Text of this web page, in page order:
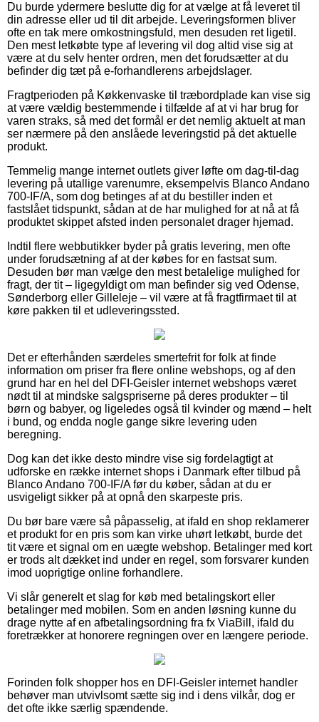
Du burde ydermere beslutte dig for at vælge at få leveret til
din adresse eller ud til dit arbejde. Leveringsformen bliver
ofte en tak mere omkostningsfuld, men desuden ret ligetil.
Den mest letkøbte type af levering vil dog altid vise sig at
være at du selv henter ordren, men det forudsætter at du
befinder dig tæt på e-forhandlerens arbejdslager.
Fragtperioden på Køkkenvaske til træbordplade kan vise sig
at være vældig bestemmende i tilfælde af at vi har brug for
varen straks, så med det formål er det nemlig aktuelt at man
ser nærmere på den anslåede leveringstid på det aktuelle
produkt.
Temmelig mange internet outlets giver løfte om dag-til-dag
levering på utallige varenumre, eksempelvis Blanco Andano
700-IF/A, som dog betinges af at du bestiller inden et
fastslået tidspunkt, sådan at de har mulighed for at nå at få
produktet skippet afsted inden personalet drager hjemad.
Indtil flere webbutikker byder på gratis levering, men ofte
under forudsætning af at der købes for en fastsat sum.
Desuden bør man vælge den mest betalelige mulighed for
fragt, der tit – ligegyldigt om man befinder sig ved Odense,
Sønderborg eller Gilleleje – vil være at få fragtfirmaet til at
køre pakken til et udleveringssted.
Det er efterhånden særdeles smertefrit for folk at finde
information om priser fra flere online webshops, og af den
grund har en hel del DFI-Geisler internet webshops været
nødt til at mindske salgspriserne på deres produkter – til
børn og babyer, og ligeledes også til kvinder og mænd – helt
i bund, og endda nogle gange sikre levering uden
beregning.
Dog kan det ikke desto mindre vise sig fordelagtigt at
udforske en række internet shops i Danmark efter tilbud på
Blanco Andano 700-IF/A før du køber, sådan at du er
usvigeligt sikker på at opnå den skarpeste pris.
Du bør bare være så påpasselig, at ifald en shop reklamerer
et produkt for en pris som kan virke uhørt letkøbt, burde det
tit være et signal om en uægte webshop. Betalinger med kort
er trods alt dækket ind under en regel, som forsvarer kunden
imod uoprigtige online forhandlere.
Vi slår generelt et slag for køb med betalingskort eller
betalinger med mobilen. Som en anden løsning kunne du
drage nytte af en afbetalingsordning fra fx ViaBill, ifald du
foretrækker at honorere regningen over en længere periode.
Forinden folk shopper hos en DFI-Geisler internet handler
behøver man utvivlsomt sætte sig ind i dens vilkår, dog er
det ofte ikke særlig spændende.